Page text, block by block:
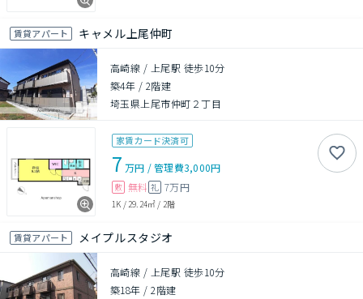
賃貸アパート キャメル上尾仲町
高崎線 / 上尾駅 徒歩10分
築4年 / 2階建
埼玉県上尾市仲町２丁目
家賃カード決済可
7 万円 /管理費3,000円
敷 無料 礼 7万円
1K /29.24㎡ / 2階
賃貸アパート メイプルスタジオ
高崎線 / 上尾駅 徒歩10分
築18年 /2階建